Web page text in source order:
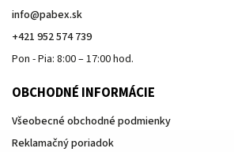
info@pabex.sk
+421 952 574 739
Pon - Pia: 8:00 – 17:00 hod.
OBCHODNÉ INFORMÁCIE
Všeobecné obchodné podmienky
Reklamačný poriadok